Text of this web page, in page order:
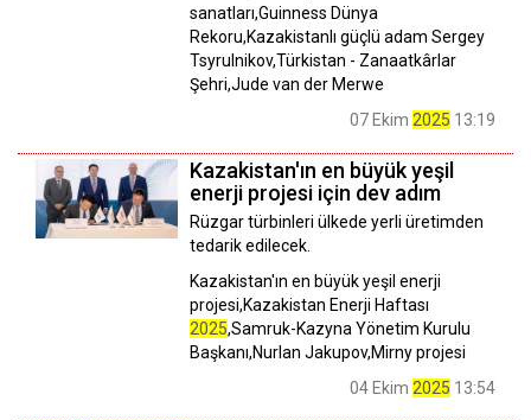
sanatları,Guinness Dünya
Rekoru,Kazakistanlı güçlü adam Sergey
Tsyrulnikov,Türkistan - Zanaatkârlar
Şehri,Jude van der Merwe
07 Ekim 2025 13:19
Kazakistan'ın en büyük yeşil
enerji projesi için dev adım
​​​​​​​Rüzgar türbinleri ülkede yerli üretimden
tedarik edilecek.
Kazakistan'ın en büyük yeşil enerji
projesi,Kazakistan Enerji Haftası
2025,Samruk-Kazyna Yönetim Kurulu
Başkanı,Nurlan Jakupov,Mirny projesi
04 Ekim 2025 13:54